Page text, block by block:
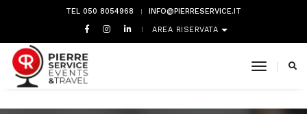
TEL 050 8054968 INFO@PIERRESERVICE.IT
AREA RISERVATA
toggle